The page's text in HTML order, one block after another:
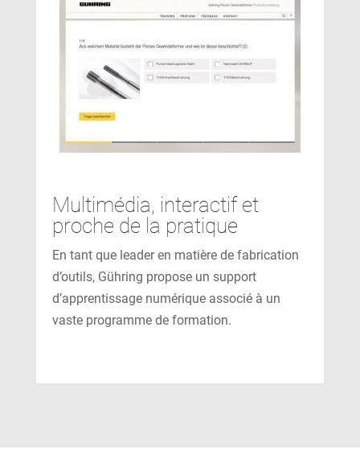
Multimédia, interactif et
proche de la pratique
En tant que leader en matière de fabrication
d’outils, Gühring propose un support
d’apprentissage numérique associé à un
vaste programme de formation.